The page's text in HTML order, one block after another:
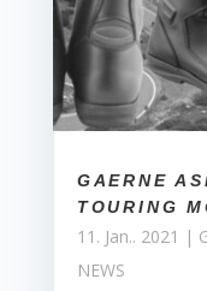
GAERNE
TOURING
11. Jan.. 2021 |
NEWS